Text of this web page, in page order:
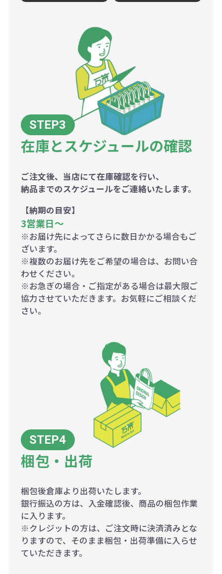
在庫とスケジュールの確認
ご注文後、当店にて在庫確認を行い、
納品までのスケジュールをご連絡いたします。
【納期の目安】
3営業日〜
※お届け先によってさらに数日かかる場合もご
ざいます。
※複数のお届け先をご希望の場合は、お問い合
わせください。
※お急ぎの場合・ご指定がある場合は最大限ご
協力させていただきます。お気軽にご相談くだ
さい。
梱包・出荷
梱包後倉庫より出荷いたします。
銀行振込の方は、入金確認後、商品の梱包作業
に入ります。
※クレジットの方は、ご注文時に決済済みとな
りますので、そのまま梱包・出荷準備に入らせ
ていただきます。